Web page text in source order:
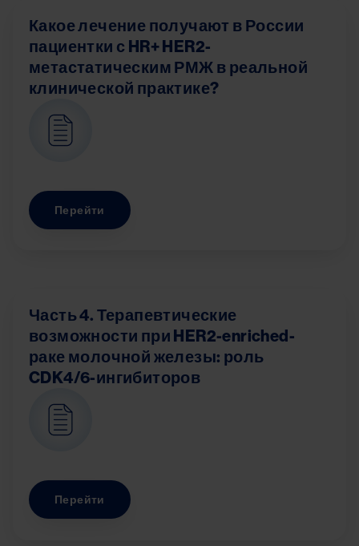
Какое лечение получают в России
пациентки с HR+ HER2-
метастатическим РМЖ в реальной
клинической практике?
Перейти
Часть 4. Терапевтические
возможности при HER2-enriched-
раке молочной железы: роль
CDK4/6-ингибиторов
Перейти